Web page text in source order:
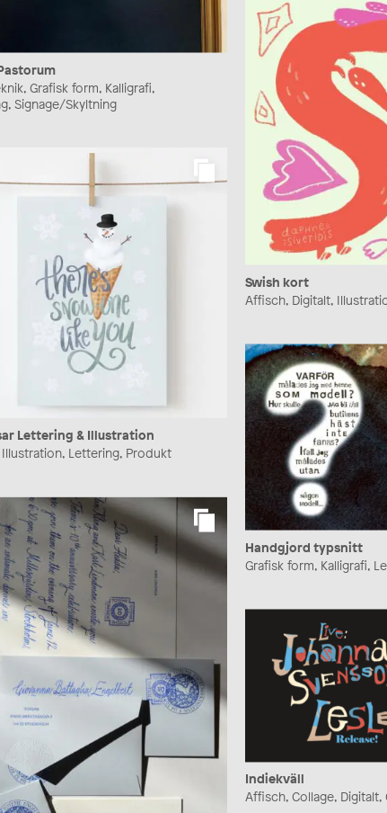
Grafisk form, Kalligrafi,
Signage/Skyltning
Swish kort
Affisch, Digitalt,
Lettering & Illustration
Illustration, Lettering, Produkt
Handgjord typsnitt
Grafisk form, Kalligrafi,
Indiekväll
Affisch, Collage, Digitalt,